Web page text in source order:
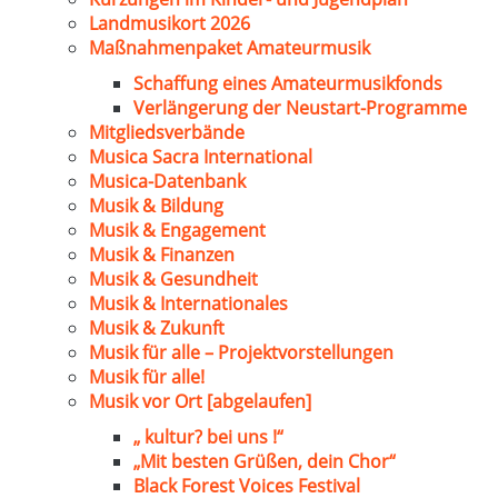
Landmusikort 2026
Maßnahmenpaket Amateurmusik
Schaffung eines Amateurmusikfonds
Verlängerung der Neustart-Programme
Mitgliedsverbände
Musica Sacra International
Musica-Datenbank
Musik & Bildung
Musik & Engagement
Musik & Finanzen
Musik & Gesundheit
Musik & Internationales
Musik & Zukunft
Musik für alle – Projektvorstellungen
Musik für alle!
Musik vor Ort [abgelaufen]
„ kultur? bei uns !“
„Mit besten Grüßen, dein Chor“
Black Forest Voices Festival